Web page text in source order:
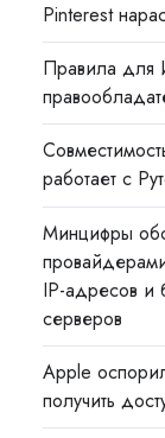
Pinterest
Правила для
работает с
Минцифры
IP-адресов и
серверов
Apple
получить